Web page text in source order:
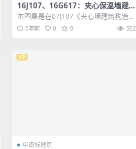
16J107、16G617：夹心保温墙建筑
与结构构造
本图集是在07J107《夹心墙建筑构造》
和07SG617《夹心墙结构构造》图集
的...5年前 0 0 502
VIP
中南标建筑